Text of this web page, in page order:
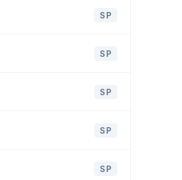
SP
SP
SP
SP
SP